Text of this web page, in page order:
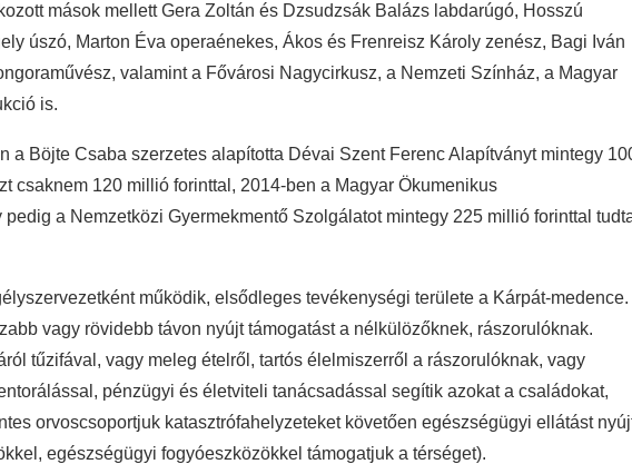
mások mellett Gera Zoltán és Dzsudzsák Balázs labdarúgó, Hosszú
úszó, Marton Éva operaénekes, Ákos és Frenreisz Károly zenész, Bagi Iván
valamint a Fővárosi Nagycirkusz, a Nemzeti Színház, a Magyar
is.
a Böjte Csaba szerzetes alapította Dévai Szent Ferenc Alapítványt mintegy
csaknem 120 millió forinttal, 2014-ben a Magyar Ökumenikus
a Nemzetközi Gyermekmentő Szolgálatot mintegy 225 millió forinttal
működik, elsődleges tevékenységi területe a Kárpát-medence.
vagy rövidebb távon nyújt támogatást a nélkülözőknek, rászorulóknak.
tűzifával, vagy meleg ételről, tartós élelmiszerről a rászorulóknak, vagy
pénzügyi és életviteli tanácsadással segítik azokat a családokat,
orvoscsoportjuk katasztrófahelyzeteket követően egészségügyi ellátást
egészségügyi fogyóeszközökkel támogatjuk a térséget).